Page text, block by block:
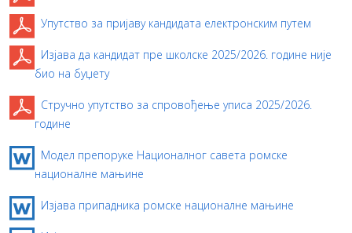
Упутство за пријаву кандидата електронским путем
Изјава да кандидат пре школске 2025/2026. године није
био на буџету
Стручно упутство за спровођење уписа 2025/2026.
године
Модел препоруке Националног савета ромске
националне мањине
Изјава припадника ромске националне мањине